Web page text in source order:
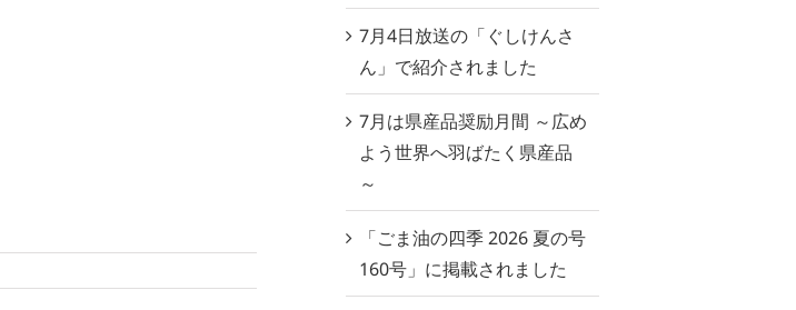
7月4日放送の「ぐしけんさ
ん」で紹介されました
7月は県産品奨励月間 ～広め
よう世界へ羽ばたく県産品
～
「ごま油の四季 2026 夏の号
160号」に掲載されました